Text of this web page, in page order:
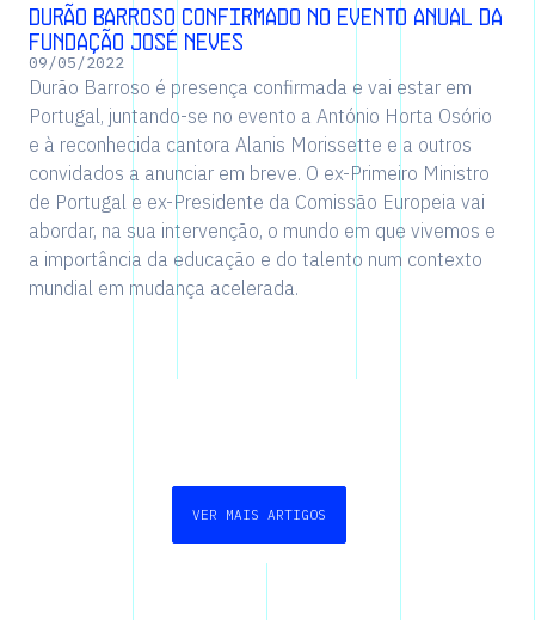
Durão Barroso confirmado no evento anual da
Fundação José Neves
09/05/2022
Durão Barroso é presença confirmada e vai estar em
Portugal, juntando-se no evento a António Horta Osório
e à reconhecida cantora Alanis Morissette e a outros
convidados a anunciar em breve. O ex-Primeiro Ministro
de Portugal e ex-Presidente da Comissão Europeia vai
abordar, na sua intervenção, o mundo em que vivemos e
a importância da educação e do talento num contexto
mundial em mudança acelerada.
VER MAIS ARTIGOS